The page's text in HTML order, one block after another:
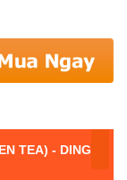
TEA) - DING